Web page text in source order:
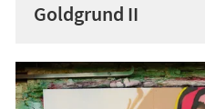
Goldgrund II